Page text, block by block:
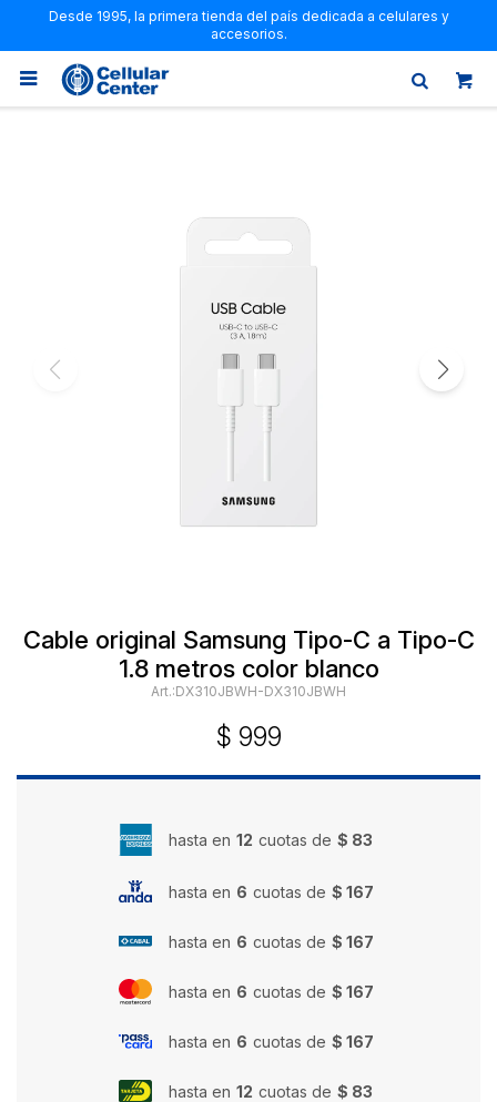
Desde 1995, la primera tienda del país dedicada a celulares y
accesorios.

Cable original Samsung Tipo-C a Tipo-C
1.8 metros color blanco
DX310JBWH-DX310JBWH
$ 999
hasta en 12 cuotas de $ 83
hasta en 6 cuotas de $ 167
hasta en 6 cuotas de $ 167
hasta en 6 cuotas de $ 167
hasta en 6 cuotas de $ 167
hasta en 12 cuotas de $ 83